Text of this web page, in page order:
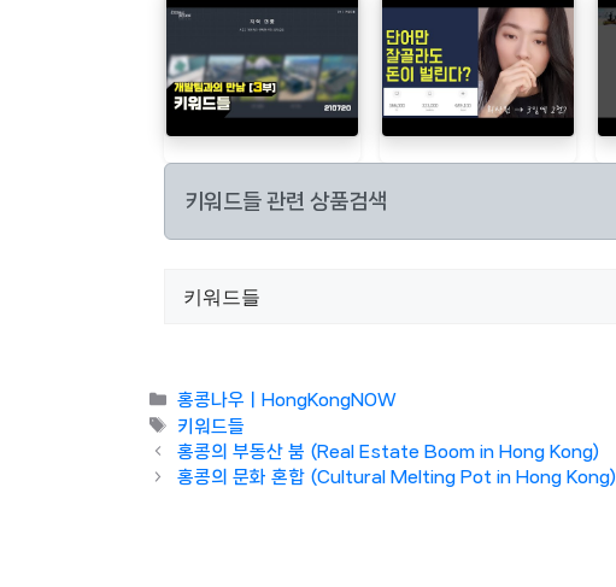
키워드들 관련 상품검색
Categories
홍콩나우ㅣHongKongNOW
Tags
키워드들
홍콩의 부동산 붐 (Real Estate Boom in Hong Kong)
홍콩의 문화 혼합 (Cultural Melting Pot in Hong Kong)